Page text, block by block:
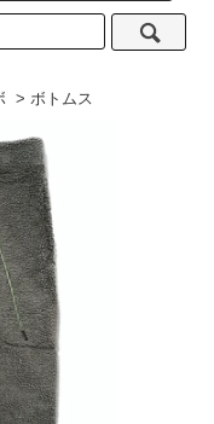
> ボトムス